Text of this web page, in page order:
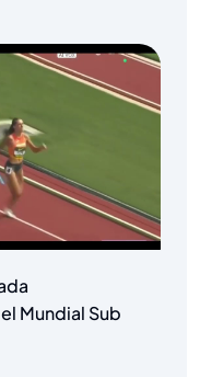
Mundial Sub